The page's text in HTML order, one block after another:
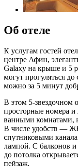
Об отеле
К услугам гостей
центре Афин,
Galaxy на крыше и 5
могут прогуляться
можно за 5 минут
В этом 5-звездочном
просторные номера
ванными комнатами,
В числе удобств —
спутниковыми
лампой. С балконов и
до потолка
пейзаж.